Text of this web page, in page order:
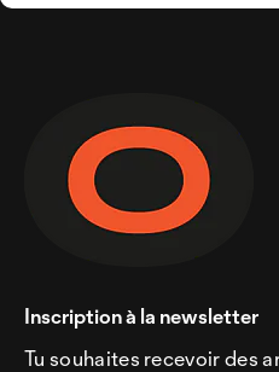
Inscription à la newsletter
Tu souhaites recevoir des